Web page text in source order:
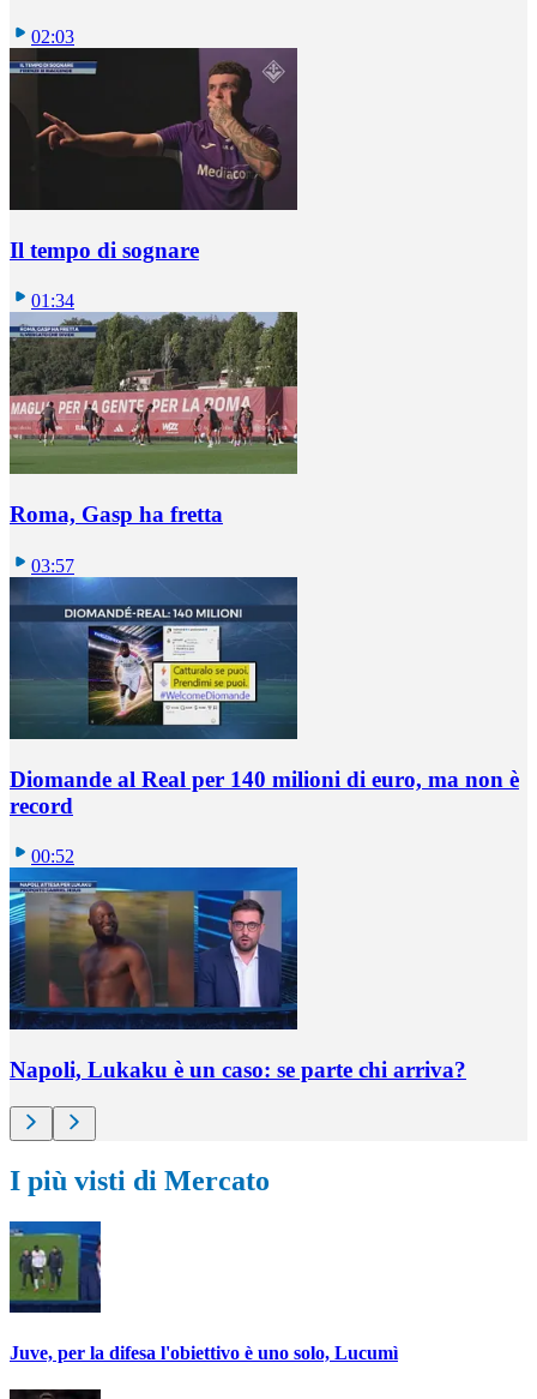
02:03
Il tempo di sognare
01:34
Roma, Gasp ha fretta
03:57
Diomande al Real per 140 milioni di euro, ma non è
record
00:52
Napoli, Lukaku è un caso: se parte chi arriva?
I più visti di Mercato
Juve, per la difesa l'obiettivo è uno solo, Lucumì